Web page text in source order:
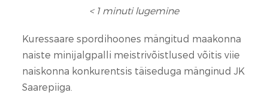
< 1 minuti lugemine
Kuressaare spordihoones mängitud maakonna
naiste minijalgpalli meistrivõistlused võitis viie
naiskonna konkurentsis täiseduga mänginud JK
Saarepiiga.